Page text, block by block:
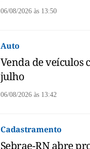
06/08/2026 às13:50
Auto
Venda de veículos
julho
06/08/2026 às13:42
Cadastramento
Sebrae-RN abre